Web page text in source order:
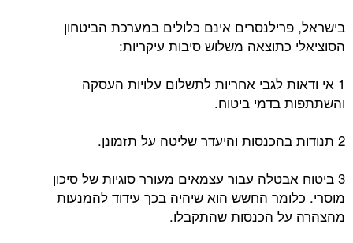
בישראל, פרילנסרים אינם כלולים במערכת הביטחון
הסוציאלי כתוצאה משלוש סיבות עיקריות:
1 אי ודאות לגבי אחריות לתשלום עלויות העסקה
והשתתפות בדמי ביטוח.
2 תנודות בהכנסות והיעדר שליטה על תזמונן.
3 ביטוח אבטלה עבור עצמאים מעורר סוגיות של סיכון
מוסרי. כלומר החשש הוא שיהיה בכך עידוד להמנעות
מהצהרה על הכנסות שהתקבלו.